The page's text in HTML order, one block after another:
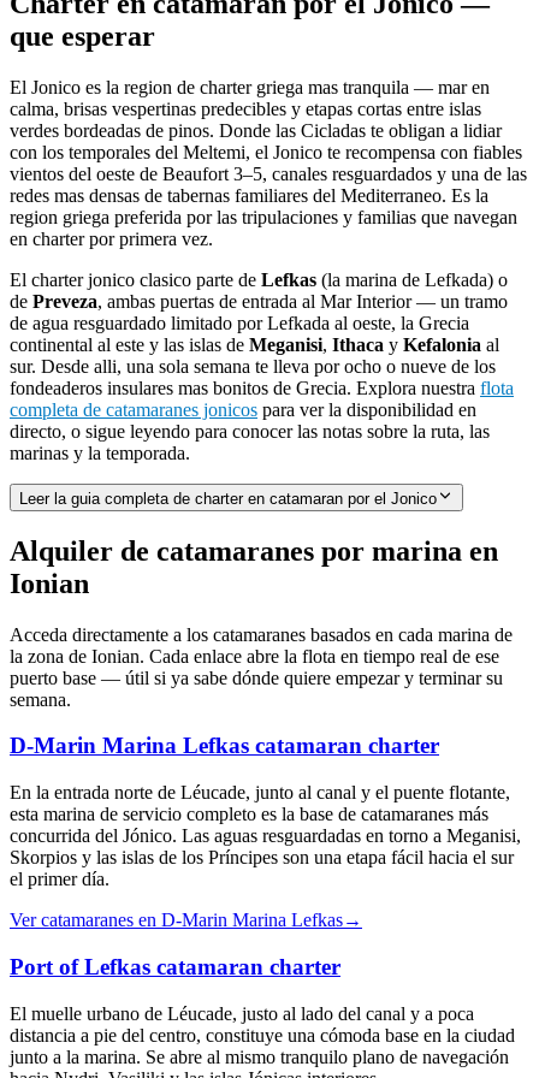
que esperar
El Jonico es la region de charter griega mas tranquila — mar en
calma, brisas vespertinas predecibles y etapas cortas entre islas
verdes bordeadas de pinos. Donde las Cicladas te obligan a lidiar
con los temporales del Meltemi, el Jonico te recompensa con fiables
vientos del oeste de Beaufort 3–5, canales resguardados y una de las
redes mas densas de tabernas familiares del Mediterraneo. Es la
region griega preferida por las tripulaciones y familias que navegan
en charter por primera vez.
El charter jonico clasico parte de Lefkas (la marina de Lefkada) o
de Preveza, ambas puertas de entrada al Mar Interior — un tramo
de agua resguardado limitado por Lefkada al oeste, la Grecia
continental al este y las islas de Meganisi, Ithaca y Kefalonia al
sur. Desde alli, una sola semana te lleva por ocho o nueve de los
fondeaderos insulares mas bonitos de Grecia. Explora nuestra flota
completa de catamaranes jonicos para ver la disponibilidad en
directo, o sigue leyendo para conocer las notas sobre la ruta, las
marinas y la temporada.
Leer la guia completa de charter en catamaran por el Jonico
Alquiler de catamaranes por marina en
Ionian
Acceda directamente a los catamaranes basados en cada marina de
la zona de Ionian. Cada enlace abre la flota en tiempo real de ese
puerto base — útil si ya sabe dónde quiere empezar y terminar su
semana.
D-Marin Marina Lefkas catamaran charter
En la entrada norte de Léucade, junto al canal y el puente flotante,
esta marina de servicio completo es la base de catamaranes más
concurrida del Jónico. Las aguas resguardadas en torno a Meganisi,
Skorpios y las islas de los Príncipes son una etapa fácil hacia el sur
el primer día.
Ver catamaranes en D-Marin Marina Lefkas→
Port of Lefkas catamaran charter
El muelle urbano de Léucade, justo al lado del canal y a poca
distancia a pie del centro, constituye una cómoda base en la ciudad
junto a la marina. Se abre al mismo tranquilo plano de navegación